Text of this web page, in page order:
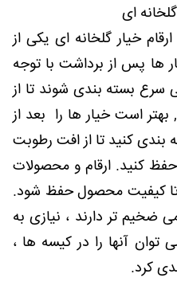
ای
خیار گلخانه ای یکی از
ها پس از برداشت با توجه
سرع بسته بندی شوند تا از
است خیار ها را بعد از
بندی کنید تا از افت رطوبت
کنید. ارقام و محصولات
کیفیت محصول حفظ شود.
ضخیم تر دارند ، نیازی به
آنها را در کیسه ها ،
کرد.